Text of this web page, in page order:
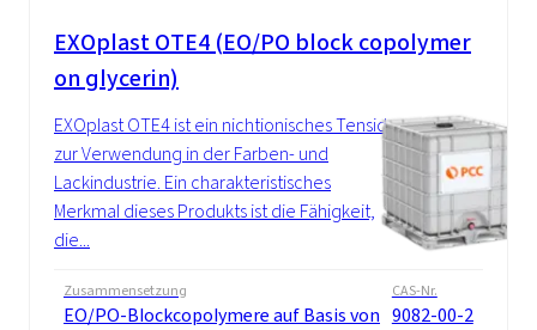
EXOplast OTE4 (EO/PO block copolymer
on glycerin)
EXOplast OTE4 ist ein nichtionisches Tensid
zur Verwendung in der Farben- und
Lackindustrie. Ein charakteristisches
Merkmal dieses Produkts ist die Fähigkeit,
die...
Zusammensetzung
EO/PO-Blockcopolymere auf Basis von
CAS-Nr.
9082-00-2